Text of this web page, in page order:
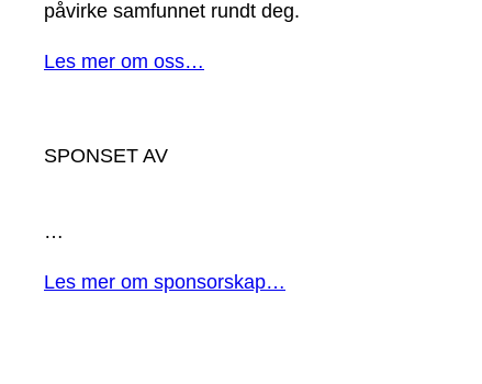
påvirke samfunnet rundt deg.
Les mer om oss…
SPONSET AV
…
Les mer om sponsorskap…